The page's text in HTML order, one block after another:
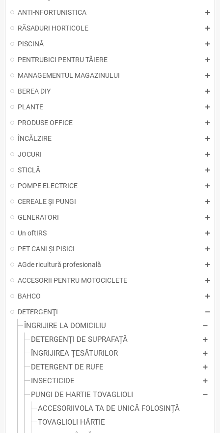
ANTI-NFORTUNISTICA
RĂSADURI HORTICOLE
PISCINĂ
PENTRUBICI PENTRU TĂIERE
MANAGEMENTUL MAGAZINULUI
BEREA DIY
PLANTE
PRODUSE OFFICE
ÎNCĂLZIRE
JOCURI
STICLĂ
POMPE ELECTRICE
CEREALE ȘI PUNGI
GENERATORI
Un oftIRS
PET CANI ȘI PISICI
AGde ricultură profesională
ACCESORII PENTRU MOTOCICLETE
BAHCO
DETERGENŢI
ÎNGRIJIRE LA DOMICILIU
DETERGENȚI DE SUPRAFAȚĂ
ÎNGRIJIREA ȚESĂTURILOR
DETERGENT DE RUFE
INSECTICIDE
PUNGI DE HARTIE TOVAGLIOLI
ACCESORIIVOLA TA DE UNICĂ FOLOSINȚĂ
TOVAGLIOLI HÂRTIE